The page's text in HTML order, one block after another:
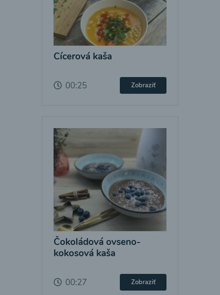
Cícerová kaša
00:25 Zobraziť
Čokoládová ovseno-
kokosová kaša
00:27 Zobraziť